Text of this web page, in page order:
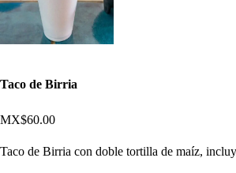
Taco de Birria
MX$60.00
Taco de Birria con doble tortilla de maíz,